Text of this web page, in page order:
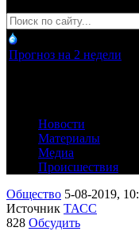
Прогноз на 2 недели
Новости
Материалы
Медиа
Происшествия
Общество 5-08-2019,
Источник ТАСС
828 Обсудить